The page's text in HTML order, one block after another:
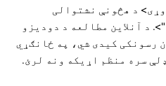
د هڅونې نشتوالی
= "فونټ وزن: 400؛">. د آنلاین مطالعه د دودیزو
رسونکی کیدی شي، په ځانګړي
سره منظم اړیکه ونه لرئ.